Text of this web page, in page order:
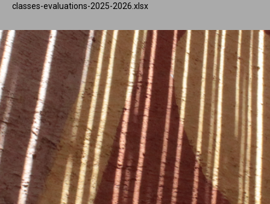
classes-evaluations-2025-2026.xlsx